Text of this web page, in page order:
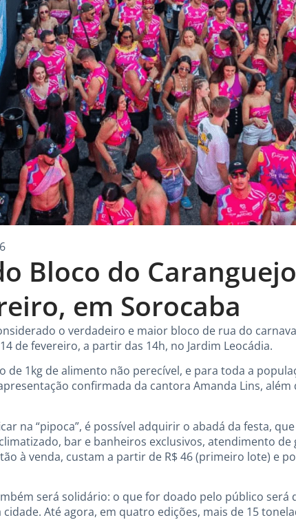
Bloco do
em Sorocaba
o verdadeiro e maior bloco de rua do
de fevereiro, a partir das 14h, no Jardim Leocádia.
de 1kg de alimento não perecível, e para toda a
confirmada da cantora Amanda Lins,
na “pipoca”, é possível adquirir o abadá da festa,
bar e banheiros exclusivos, atendimento de
à venda, custam a partir de R$ 46 (primeiro lote) e
será solidário: o que for doado pelo público
Até agora, em quatro edições, mais de 15